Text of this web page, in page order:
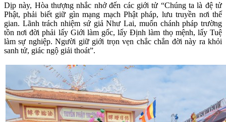
Dịp này, Hòa thượng nhắc nhở đến các giới tử “Chúng ta là đệ tử
Phật, phải biết giữ gìn mạng mạch Phật pháp, lưu truyền nơi thế
gian. Lãnh trách nhiệm sứ giả Như Lai, muốn chánh pháp trường
tồn nơi đời phải lấy Giới làm gốc, lấy Định làm thọ mệnh, lấy Tuệ
làm sự nghiệp. Người giữ giới trọn vẹn chắc chắn đời này ra khỏi
sanh tử, giác ngộ giải thoát”.